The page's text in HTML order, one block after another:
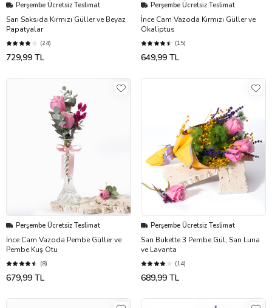
Perşembe Ücretsiz Teslimat
Sarı Saksıda Kırmızı Güller ve Beyaz
Papatyalar
(24)
729,99 TL
Perşembe Ücretsiz Teslimat
İnce Cam Vazoda Kırmızı Güller ve
Okaliptus
(15)
649,99 TL
Perşembe Ücretsiz Teslimat
İnce Cam Vazoda Pembe Güller ve
Pembe Kuş Otu
(8)
679,99 TL
Perşembe Ücretsiz Teslimat
Sarı Bukette 3 Pembe Gül, Sarı Luna
ve Lavanta
(14)
689,99 TL